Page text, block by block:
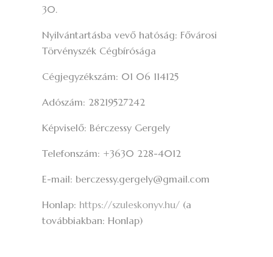
30.
Nyilvántartásba vevő hatóság: Fővárosi
Törvényszék Cégbírósága
Cégjegyzékszám: 01 06 114125
Adószám: 28219527242
Képviselő: Bérczessy Gergely
Telefonszám: +3630 228-4012
E-mail: berczessy.gergely@gmail.com
Honlap: https://szuleskonyv.hu/ (a
továbbiakban: Honlap)